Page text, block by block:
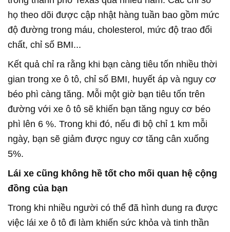
họ theo dõi được cập nhật hàng tuần bao gồm mức
độ đường trong máu, cholesterol, mức độ trao đổi
chất, chỉ số BMI...
Kết quả chỉ ra rằng khi bạn càng tiêu tốn nhiều thời
gian trong xe ô tô, chỉ số BMI, huyết áp và nguy cơ
béo phì càng tăng. Mỗi một giờ bạn tiêu tốn trên
đường với xe ô tô sẽ khiến bạn tăng nguy cơ béo
phì lên 6 %. Trong khi đó, nếu đi bộ chỉ 1 km mỗi
ngày, bạn sẽ giảm được nguy cơ tăng cân xuống
5%.
Lái xe cũng không hề tốt cho mối quan hệ cộng
đồng của bạn
Trong khi nhiều người có thể đã hình dung ra được
việc lái xe ô tô đi làm khiến sức khỏa và tinh thần